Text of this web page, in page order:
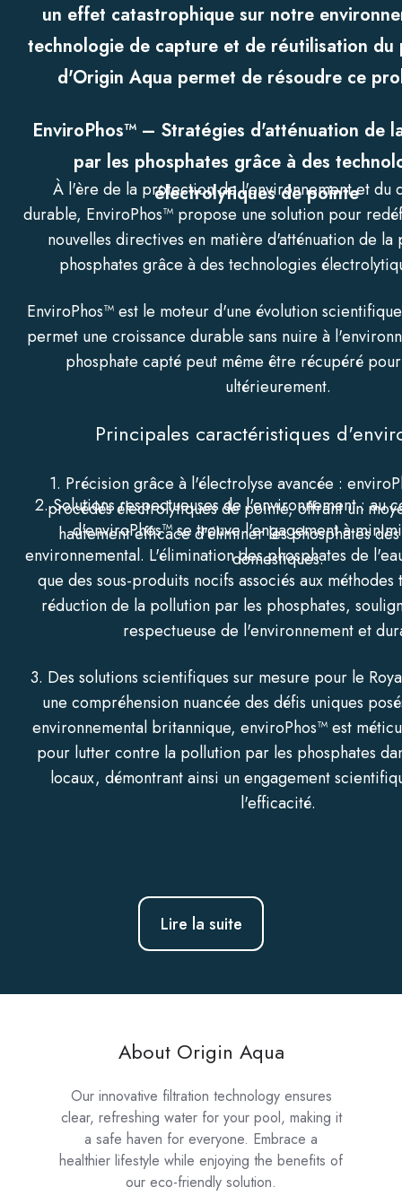
un effet catastrophique sur notre
technologie de capture et de réutilisation du
d'Origin Aqua permet de résoudre ce
EnviroPhos™ – Stratégies d'atténuation de
par les phosphates grâce à des
électrolytiques de pointe
À l'ère de la protection de l'environnement et du
durable, EnviroPhos™ propose une solution pour
nouvelles directives en matière d'atténuation de
phosphates grâce à des technologies
EnviroPhos™ est le moteur d'une évolution
permet une croissance durable sans nuire à
phosphate capté peut même être récupéré
ultérieurement.
Principales caractéristiques
1. Précision grâce à l'électrolyse avancée :
procédés électrolytiques de pointe, offrant un
hautement efficace d'éliminer les phosphates
domestiques.
2. Solutions respectueuses de l'environnement : au
d'enviroPhos™ se trouve l'engagement à
environnemental. L'élimination des phosphates de
que des sous-produits nocifs associés aux
réduction de la pollution par les phosphates,
respectueuse de l'environnement et
3. Des solutions scientifiques sur mesure pour le
une compréhension nuancée des défis uniques
environnemental britannique, enviroPhos™ est
pour lutter contre la pollution par les phosphates
locaux, démontrant ainsi un engagement
l'efficacité.
Lire la suite
About Origin Aqua
Our innovative filtration technology ensures
clear, refreshing water for your pool, making it
a safe haven for everyone. Embrace a
healthier lifestyle while enjoying the benefits of
our eco-friendly solution.